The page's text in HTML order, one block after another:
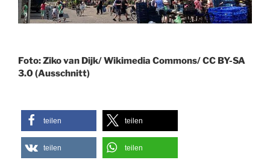
Foto: Ziko van Dijk/ Wikimedia Commons/ CC BY-SA
3.0 (Ausschnitt)
teilen teilen
teilen teilen